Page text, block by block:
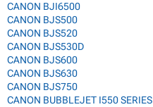
CANON BJI6500
CANON BJS500
CANON BJS520
CANON BJS530D
CANON BJS600
CANON BJS630
CANON BJS750
CANON BUBBLEJET I550 SERIES